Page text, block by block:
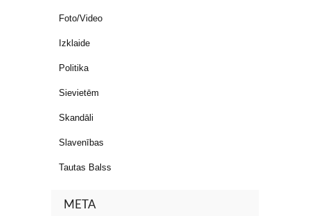
Foto/Video
Izklaide
Politika
Sievietēm
Skandāli
Slavenības
Tautas Balss
META